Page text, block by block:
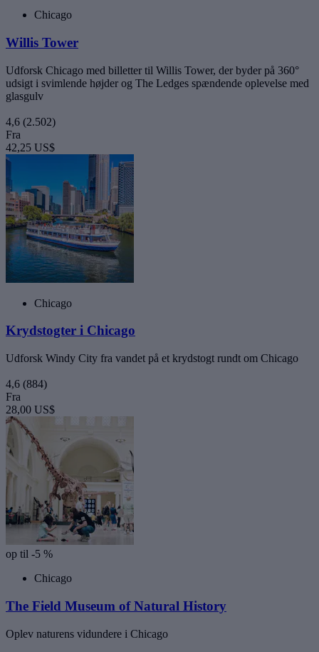
Chicago
Willis Tower
Udforsk Chicago med billetter til Willis Tower, der byder på 360°
udsigt i svimlende højder og The Ledges spændende oplevelse med
glasgulv
4,6 (2.502)
Fra
42,25 US$
Chicago
Krydstogter i Chicago
Udforsk Windy City fra vandet på et krydstogt rundt om Chicago
4,6 (884)
Fra
28,00 US$
op til -5 %
Chicago
The Field Museum of Natural History
Oplev naturens vidundere i Chicago